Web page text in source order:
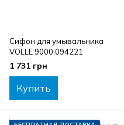
Сифон для умывальника
VOLLE 9000.094221
1 731 грн
Купить